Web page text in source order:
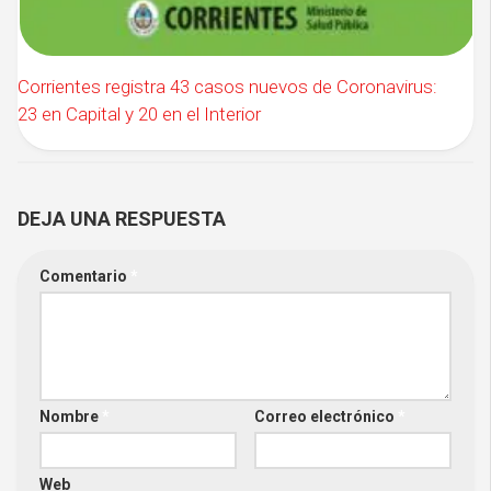
Corrientes registra 43 casos nuevos de Coronavirus:
23 en Capital y 20 en el Interior
DEJA UNA RESPUESTA
Comentario
Nombre Correo electrónico
Web